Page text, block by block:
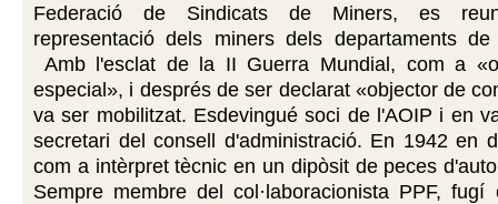
Federació de Sindicats de Miners, es
representació dels miners dels departaments
Amb l'esclat de la II Guerra Mundial, com a
especial», i després de ser declarat «objector de
va ser mobilitzat. Esdevingué soci de l'AOIP i en
secretari del consell d'administració. En 1942 en
com a intèrpret tècnic en un dipòsit de peces
Sempre membre del col·laboracionista PPF,